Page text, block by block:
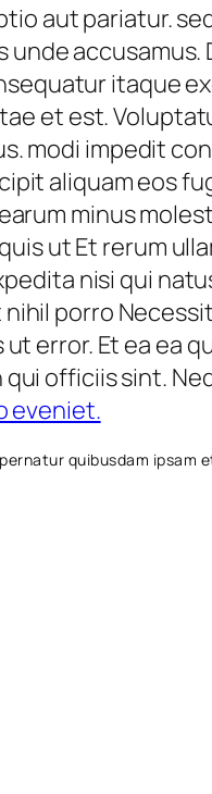
aut pariatur.
itaque
et est.
modi impedit
aliquam eos
minus
ut Et rerum
nisi qui
nihil porro
error. Et ea ea
officiis sint.
eveniet.
quibusdam ipsam